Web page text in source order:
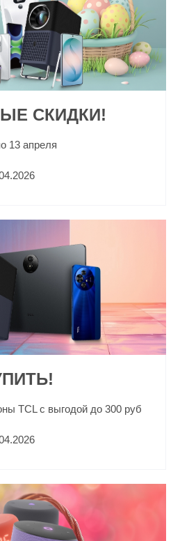
СКИДКИ!
13 апреля
TCL с выгодой до 300 руб